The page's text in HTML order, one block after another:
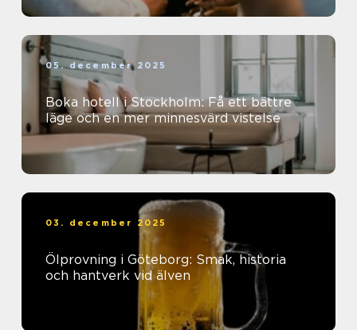
05. december 2025
Boka hotell i Stockholm: Få ett bättre
läge och en mer minnesvärd vistelse
03. december 2025
Ölprovning i Göteborg: Smak, historia
och hantverk vid älven